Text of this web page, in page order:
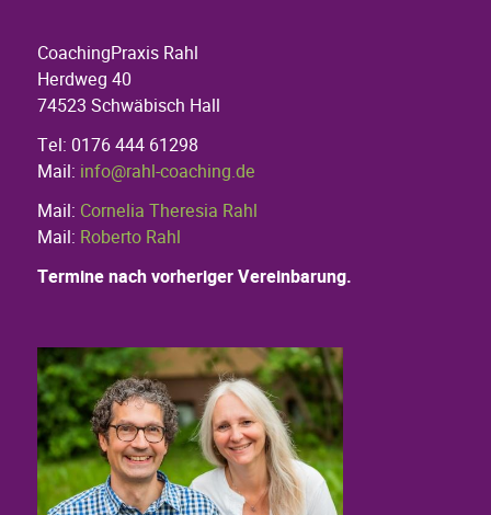
CoachingPraxis Rahl
Herdweg 40
74523 Schwäbisch Hall
Tel: 0176 444 61298
Mail: info@rahl-coaching.de
Mail: Cornelia Theresia Rahl
Mail: Roberto Rahl
Termine nach vorheriger Vereinbarung.